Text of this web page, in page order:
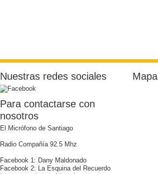
Nuestras redes sociales
Para contactarse con
nosotros
El Micrófono de Santiago
Radio Compañía 92.5 Mhz
Facebook 1: Dany Maldonado
Facebook 2: La Esquina del Recuerdo
Mapa